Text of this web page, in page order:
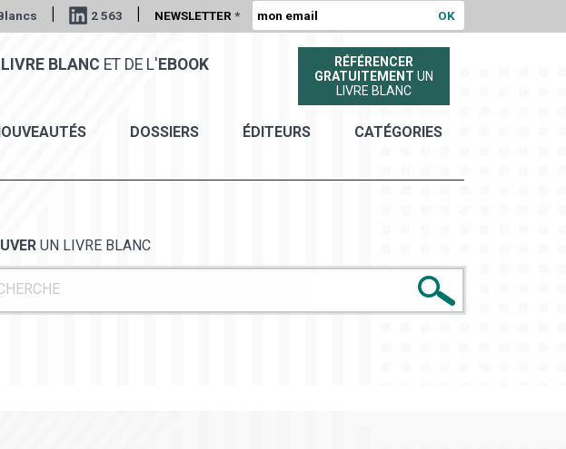
| 2 563 | NEWSLETTER *
LIVRE BLANC ET DE L' EBOOK
RÉFÉRENCER
GRATUITEMENT UN
LIVRE BLANC
DOSSIERS ÉDITEURS CATÉGORIES
UN LIVRE BLANC